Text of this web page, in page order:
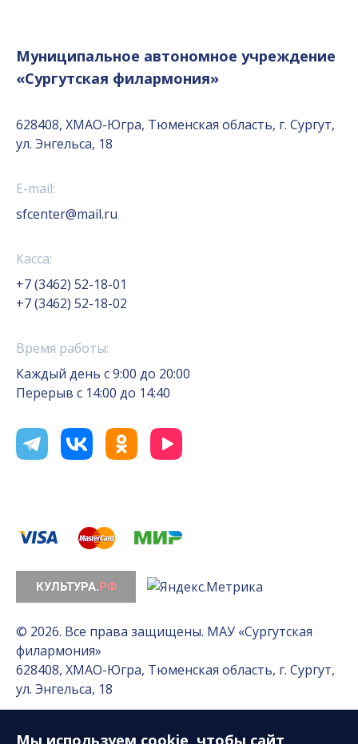
Муниципальное автономное учреждение
«Сургутская филармония»
628408, ХМАО-Югра, Тюменская область, г. Сургут,
ул. Энгельса, 18
E-mail:
sfcenter@mail.ru
Касса:
+7 (3462) 52-18-01
+7 (3462) 52-18-02
Время работы:
Каждый день с 9:00 до 20:00
Перерыв с 14:00 до 14:40
© 2026. Все права защищены. МАУ «Сургутская
филармония»
628408, ХМАО-Югра, Тюменская область, г. Сургут,
ул. Энгельса, 18
Разработка сайта — Интернет-лаборатория
Мы используем cookie , чтобы сайт